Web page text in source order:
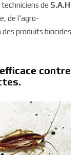
de S.A.H
de l'agro-
produits biocides
contre